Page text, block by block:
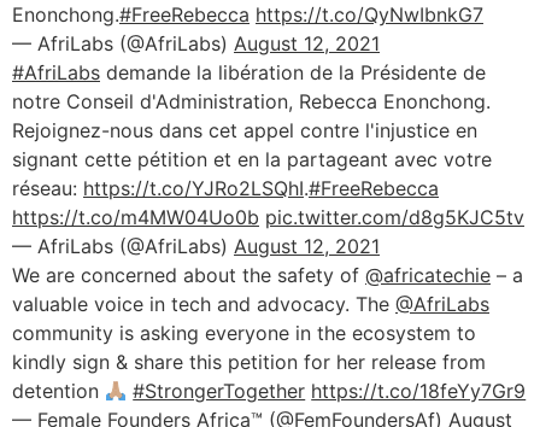
Enonchong.#FreeRebecca https://t.co/QyNwIbnkG7
— AfriLabs (@AfriLabs) August 12, 2021
#AfriLabs demande la libération de la Présidente de
notre Conseil d'Administration, Rebecca Enonchong.
Rejoignez-nous dans cet appel contre l'injustice en
signant cette pétition et en la partageant avec votre
réseau: https://t.co/YJRo2LSQhI.#FreeRebecca
https://t.co/m4MW04Uo0b pic.twitter.com/d8g5KJC5tv
— AfriLabs (@AfriLabs) August 12, 2021
We are concerned about the safety of @africatechie – a
valuable voice in tech and advocacy. The @AfriLabs
community is asking everyone in the ecosystem to
kindly sign & share this petition for her release from
detention
#StrongerTogether https://t.co/18feYy7Gr9
— Female Founders Africa™ (@FemFoundersAf) August